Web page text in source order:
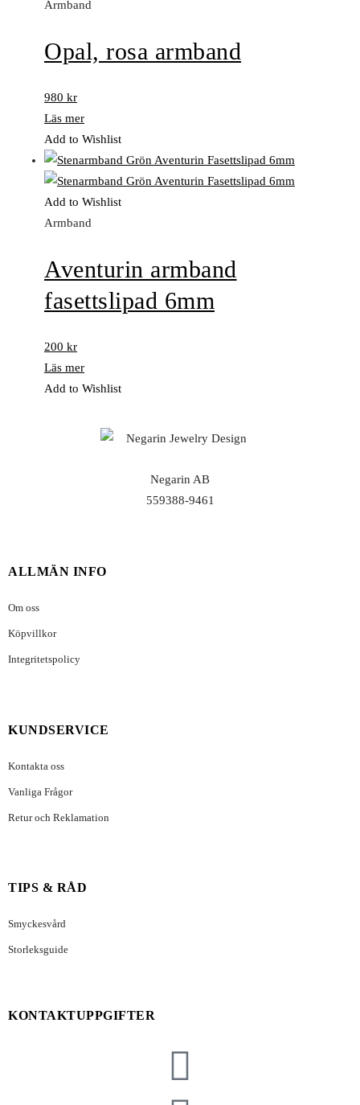
Armband
Opal, rosa armband
980 kr
Läs mer
Add to Wishlist
Add to Wishlist
Armband
Aventurin armband
fasettslipad 6mm
200 kr
Läs mer
Add to Wishlist
Negarin AB
559388-9461
ALLMÄN INFO
Om oss
Köpvillkor
Integritetspolicy
KUNDSERVICE
Kontakta oss
Vanliga Frågor
Retur och Reklamation
TIPS & RÅD
Smyckesvård
Storleksguide
KONTAKTUPPGIFTER